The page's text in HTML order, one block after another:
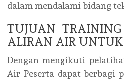
dalam mendalami bidang
TUJUAN TRAINING
ALIRAN AIR UNTUK
Dengan mengikuti
Air Peserta dapat berbagi